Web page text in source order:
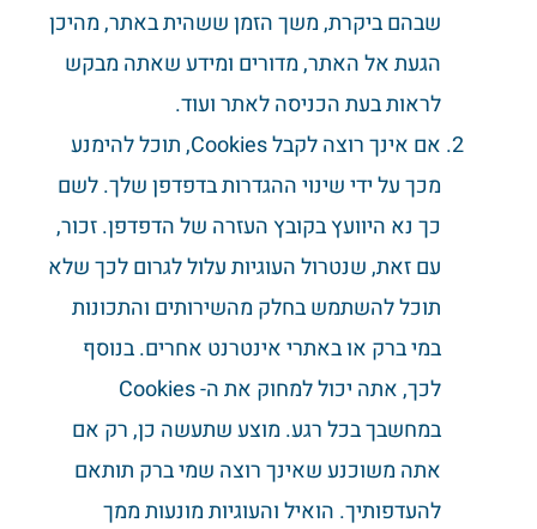
שבהם ביקרת, משך הזמן ששהית באתר, מהיכן
הגעת אל האתר, מדורים ומידע שאתה מבקש
לראות בעת הכניסה לאתר ועוד.
אם אינך רוצה לקבל Cookies, תוכל להימנע
מכך על ידי שינוי ההגדרות בדפדפן שלך. לשם
כך נא היוועץ בקובץ העזרה של הדפדפן. זכור,
עם זאת, שנטרול העוגיות עלול לגרום לכך שלא
תוכל להשתמש בחלק מהשירותים והתכונות
במי ברק או באתרי אינטרנט אחרים. בנוסף
לכך, אתה יכול למחוק את ה- Cookies
במחשבך בכל רגע. מוצע שתעשה כן, רק אם
אתה משוכנע שאינך רוצה שמי ברק תותאם
להעדפותיך. הואיל והעוגיות מונעות ממך